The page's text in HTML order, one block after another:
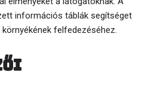
információs táblák segítséget
felfedezéséhez.